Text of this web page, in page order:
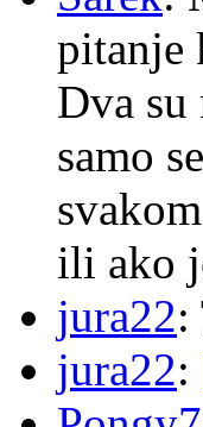
pitanje
Dva su
samo
ili ako
jura22:
jura22: